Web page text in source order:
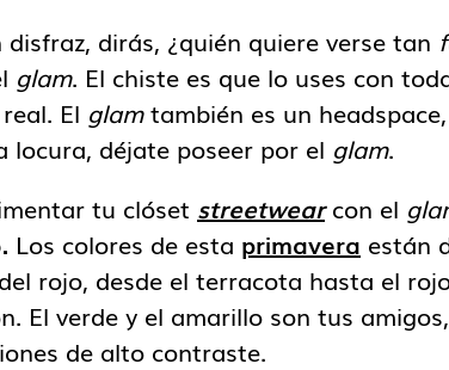
disfraz, dirás, ¿quién quiere verse tan
glam. El chiste es que lo uses con
El glamtambién es un
locura, déjate poseer por el glam.
tu clóset streetwearcon el
Los colores de esta primavera están
rojo, desde el terracota hasta el
El verde y el amarillo son tus
de alto contraste.